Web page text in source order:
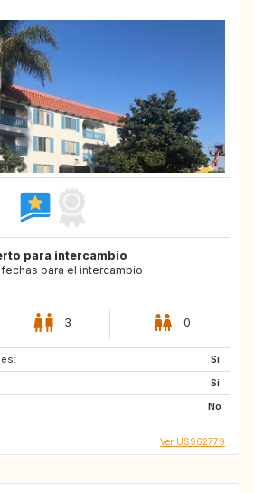
para intercambio
para el intercambio
3 0
Si
Si
No
Ver US962779